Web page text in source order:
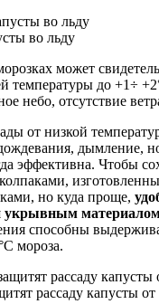
во льду
может
температуры до +1÷
небо, отсутствие
от низкой
дымление,
эффективна. Чтобы
но куда проще,
укрывным
способны
мороза.
рассаду капусты от